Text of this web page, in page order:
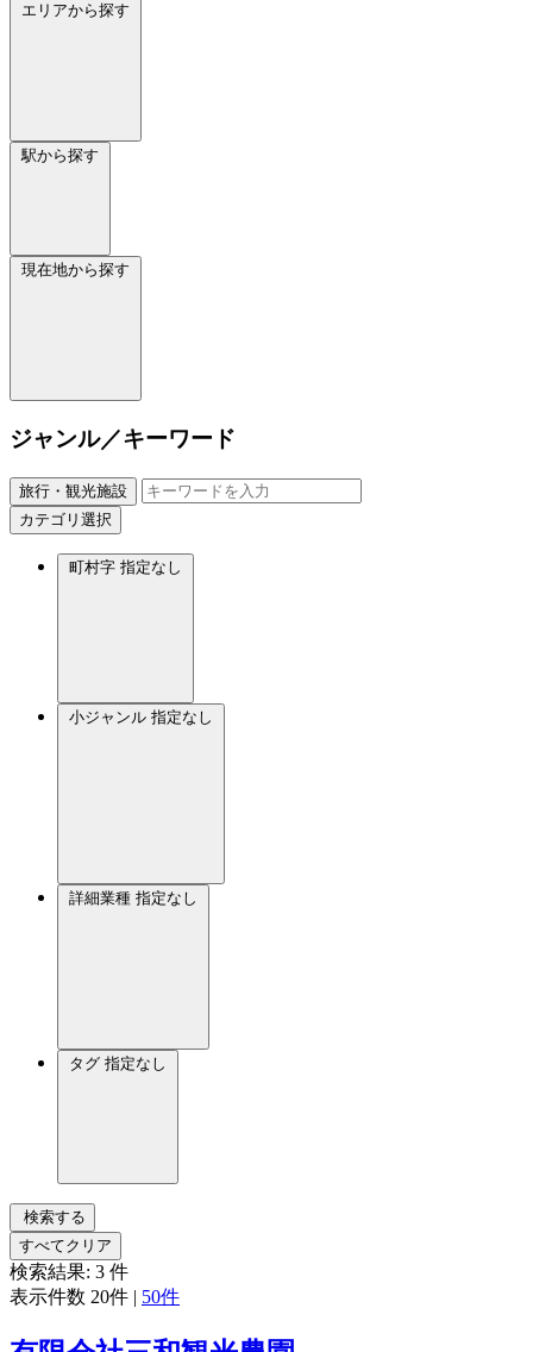
エリアから探す
駅から探す
現在地から探す
ジャンル／キーワード
旅行・観光施設
カテゴリ選択
町村字 指定なし
小ジャンル 指定なし
詳細業種 指定なし
タグ 指定なし
検索する
すべてクリア
検索結果: 3 件
表示件数 20件 | 50件